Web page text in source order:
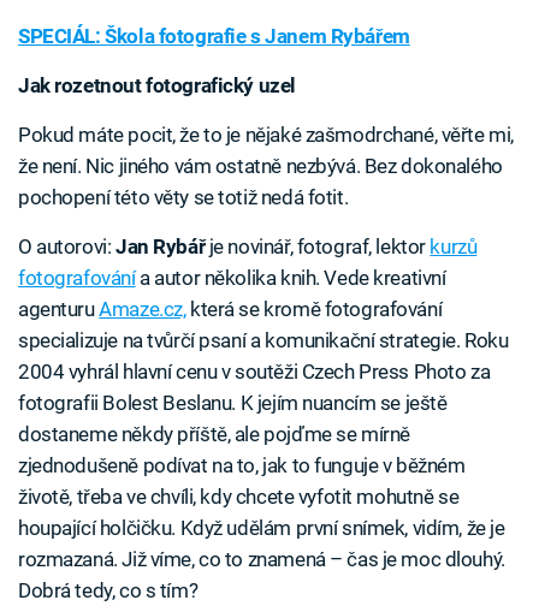
SPECIÁL: Škola fotografie s Janem Rybářem
Jak rozetnout fotografický uzel
Pokud máte pocit, že to je nějaké zašmodrchané, věřte mi,
že není. Nic jiného vám ostatně nezbývá. Bez dokonalého
pochopení této věty se totiž nedá fotit.
O autorovi: Jan Rybářje novinář, fotograf, lektor kurzů
fotografovánía autor několika knih. Vede kreativní
agenturuAmaze.cz,která se kromě fotografování
specializuje na tvůrčí psaní a komunikační strategie. Roku
2004 vyhrál hlavní cenu v soutěži Czech Press Photo za
fotografii Bolest Beslanu. K jejím nuancím se ještě
dostaneme někdy příště, ale pojďme se mírně
zjednodušeně podívat na to, jak to funguje v běžném
životě, třeba ve chvíli, kdy chcete vyfotit mohutně se
houpající holčičku. Když udělám první snímek, vidím, že je
rozmazaná. Již víme, co to znamená – čas je moc dlouhý.
Dobrá tedy, co s tím?